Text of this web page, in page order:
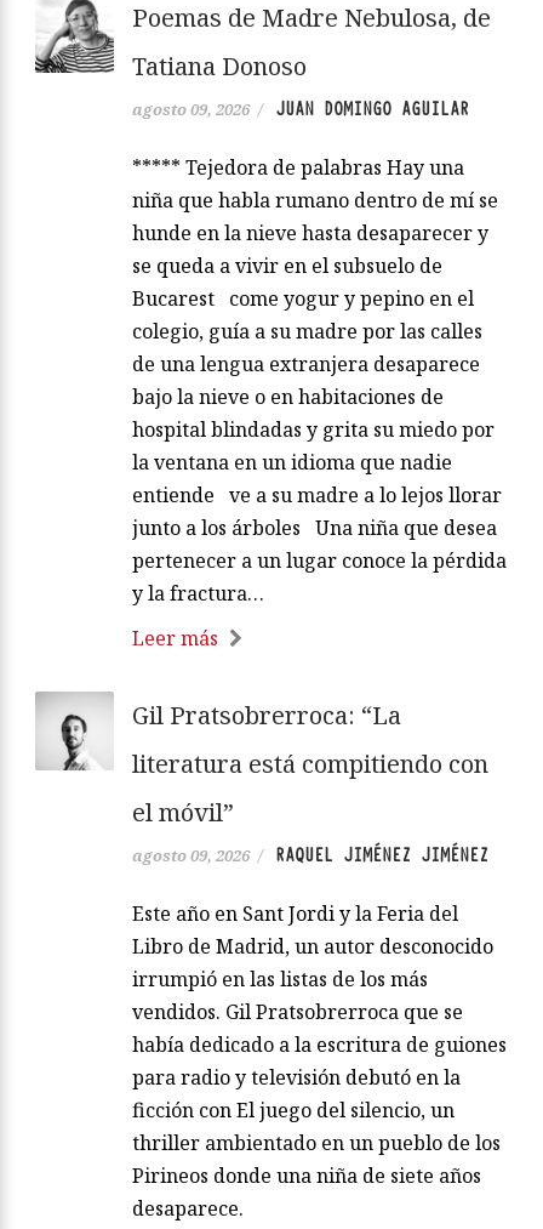
Poemas de Madre Nebulosa, de
Tatiana Donoso
agosto 09, 2026 / JUAN DOMINGO AGUILAR
***** Tejedora de palabras Hay una
niña que habla rumano dentro de mí se
hunde en la nieve hasta desaparecer y
se queda a vivir en el subsuelo de
Bucarest come yogur y pepino en el
colegio, guía a su madre por las calles
de una lengua extranjera desaparece
bajo la nieve o en habitaciones de
hospital blindadas y grita su miedo por
la ventana en un idioma que nadie
entiende ve a su madre a lo lejos llorar
junto a los árboles Una niña que desea
pertenecer a un lugar conoce la pérdida
y la fractura…
Leer más
Gil Pratsobrerroca: “La
literatura está compitiendo con
el móvil”
agosto 09, 2026 / RAQUEL JIMÉNEZ JIMÉNEZ
Este año en Sant Jordi y la Feria del
Libro de Madrid, un autor desconocido
irrumpió en las listas de los más
vendidos. Gil Pratsobrerroca que se
había dedicado a la escritura de guiones
para radio y televisión debutó en la
ficción con El juego del silencio, un
thriller ambientado en un pueblo de los
Pirineos donde una niña de siete años
desaparece.